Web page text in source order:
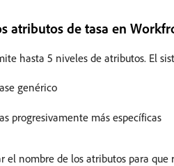
atributos de tasa en
hasta 5 niveles de atributos. El
genérico
progresivamente más específicas
el nombre de los atributos para